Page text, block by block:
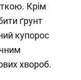
Крім
ґрунт
купорос
хвороб.